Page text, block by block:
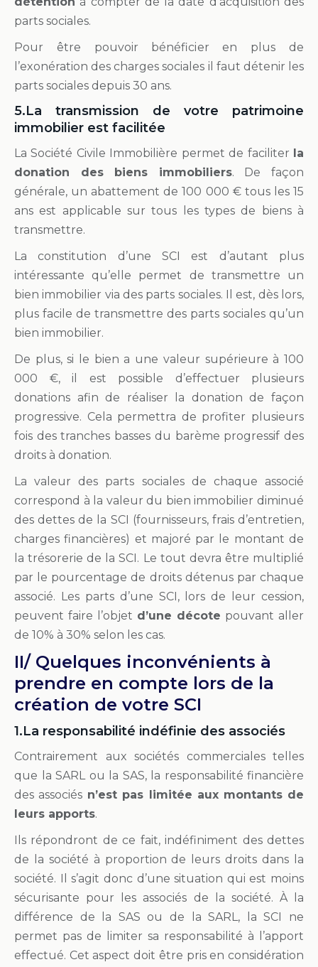
parts sociales.
Pour être pouvoir bénéficier en plus de
l’exonération des charges sociales il faut détenir les
parts sociales depuis 30 ans.
5.La transmission de votre patrimoine
immobilier est facilitée
La Société Civile Immobilière permet de faciliter la
donation des biens immobiliers. De façon
générale, un abattement de 100 000 € tous les 15
ans est applicable sur tous les types de biens à
transmettre.
La constitution d’une SCI est d’autant plus
intéressante qu’elle permet de transmettre un
bien immobilier via des parts sociales. Il est, dès lors,
plus facile de transmettre des parts sociales qu’un
bien immobilier.
De plus, si le bien a une valeur supérieure à 100
000 €, il est possible d’effectuer plusieurs
donations afin de réaliser la donation de façon
progressive. Cela permettra de profiter plusieurs
fois des tranches basses du barème progressif des
droits à donation.
La valeur des parts sociales de chaque associé
correspond à la valeur du bien immobilier diminué
des dettes de la SCI (fournisseurs, frais d’entretien,
charges financières) et majoré par le montant de
la trésorerie de la SCI. Le tout devra être multiplié
par le pourcentage de droits détenus par chaque
associé. Les parts d’une SCI, lors de leur cession,
peuvent faire l’objet d’une décote pouvant aller
de 10% à 30% selon les cas.
II/ Quelques inconvénients à
prendre en compte lors de la
création de votre SCI
1.La responsabilité indéfinie des associés
Contrairement aux sociétés commerciales telles
que la SARL ou la SAS, la responsabilité financière
des associés n’est pas limitée aux montants de
leurs apports.
Ils répondront de ce fait, indéfiniment des dettes
de la société à proportion de leurs droits dans la
société. Il s’agit donc d’une situation qui est moins
sécurisante pour les associés de la société. À la
différence de la SAS ou de la SARL, la SCI ne
permet pas de limiter sa responsabilité à l’apport
effectué. Cet aspect doit être pris en considération